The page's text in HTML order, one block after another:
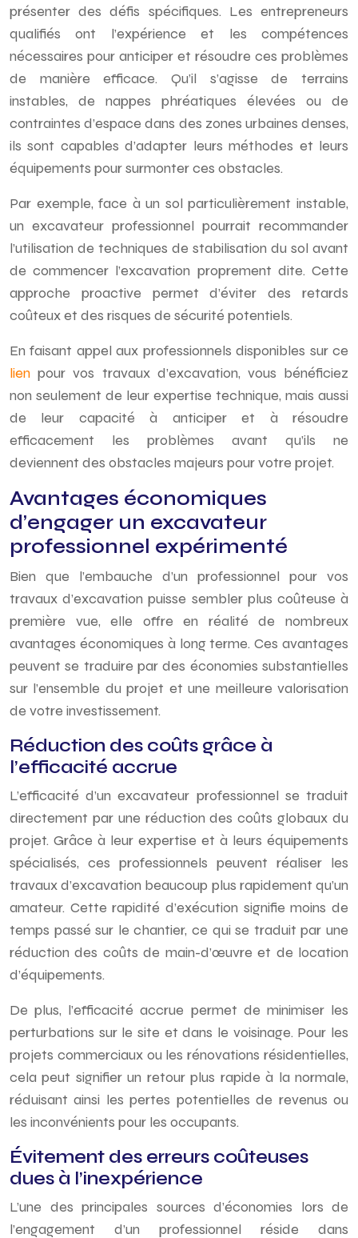
présenter des défis spécifiques. Les entrepreneurs
qualifiés ont l’expérience et les compétences
nécessaires pour anticiper et résoudre ces problèmes
de manière efficace. Qu’il s’agisse de terrains
instables, de nappes phréatiques élevées ou de
contraintes d’espace dans des zones urbaines denses,
ils sont capables d’adapter leurs méthodes et leurs
équipements pour surmonter ces obstacles.
Par exemple, face à un sol particulièrement instable,
un excavateur professionnel pourrait recommander
l’utilisation de techniques de stabilisation du sol avant
de commencer l’excavation proprement dite. Cette
approche proactive permet d’éviter des retards
coûteux et des risques de sécurité potentiels.
En faisant appel aux professionnels disponibles sur ce
lienpour vos travaux d’excavation, vous bénéficiez
non seulement de leur expertise technique, mais aussi
de leur capacité à anticiper et à résoudre
efficacement les problèmes avant qu’ils ne
deviennent des obstacles majeurs pour votre projet.
Avantages économiques
d’engager un excavateur
professionnel expérimenté
Bien que l’embauche d’un professionnel pour vos
travaux d’excavation puisse sembler plus coûteuse à
première vue, elle offre en réalité de nombreux
avantages économiques à long terme. Ces avantages
peuvent se traduire par des économies substantielles
sur l’ensemble du projet et une meilleure valorisation
de votre investissement.
Réduction des coûts grâce à
l’efficacité accrue
L’efficacité d’un excavateur professionnel se traduit
directement par une réduction des coûts globaux du
projet. Grâce à leur expertise et à leurs équipements
spécialisés, ces professionnels peuvent réaliser les
travaux d’excavation beaucoup plus rapidement qu’un
amateur. Cette rapidité d’exécution signifie moins de
temps passé sur le chantier, ce qui se traduit par une
réduction des coûts de main-d’œuvre et de location
d’équipements.
De plus, l’efficacité accrue permet de minimiser les
perturbations sur le site et dans le voisinage. Pour les
projets commerciaux ou les rénovations résidentielles,
cela peut signifier un retour plus rapide à la normale,
réduisant ainsi les pertes potentielles de revenus ou
les inconvénients pour les occupants.
Évitement des erreurs coûteuses
dues à l’inexpérience
L’une des principales sources d’économies lors de
l’engagement d’un professionnel réside dans